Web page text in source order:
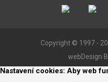
Copyright © 1997 -
webDesign
Nastavení cookies: Aby web